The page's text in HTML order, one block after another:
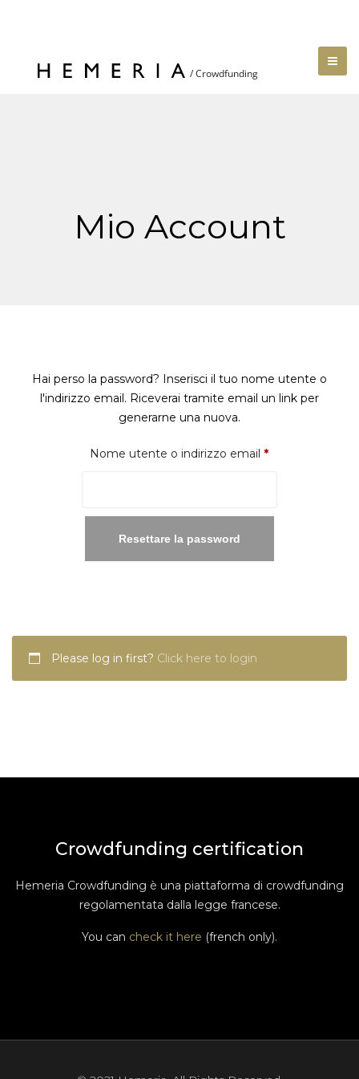
Mio Account
Hai perso la password? Inserisci il tuo nome utente o
l'indirizzo email. Riceverai tramite email un link per
generarne una nuova.
Nome utente o indirizzo email *Richiesto
Resettare la password
Please log in first? Click here to login
Crowdfunding certification
Hemeria Crowdfunding è una piattaforma di crowdfunding
regolamentata dalla legge francese.
You can check it here (french only).